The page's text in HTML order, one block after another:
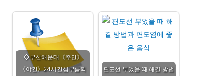
◇부산해운대《주간》
《야간》24시간심부름퀵
편도선 부었을 때 해결 방법